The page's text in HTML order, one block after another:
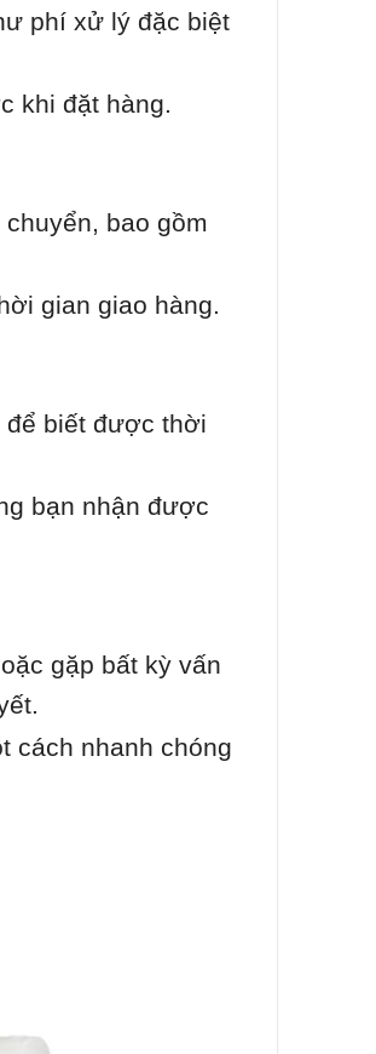
phí xử lý đặc biệt
khi đặt hàng.
bao gồm
gian giao hàng.
để biết được thời
bạn nhận được
gặp bất kỳ vấn
cách nhanh chóng